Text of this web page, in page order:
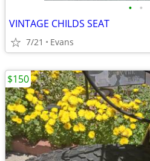
• •
VINTAGE CHILDS SEAT
7/21 Evans
$150